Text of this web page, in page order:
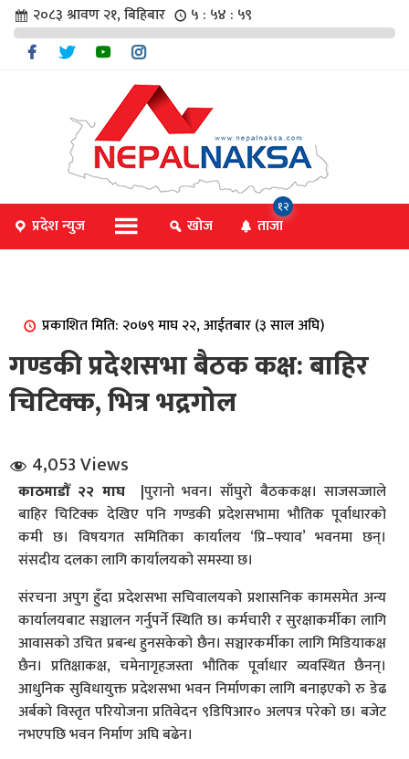
संवाद
२०८३ श्रावण २१, बिहिबार ५ : ५४ : ५९
प्रदेश न्युज खोज ताजा
१२
प्रकाशित मिति: २०७९ माघ २२, आईतबार (३ साल अघि)
गण्डकी प्रदेशसभा बैठक कक्ष: बाहिर
चिटिक्क, भित्र भद्रगोल
4,053 Views
काठमाडौँ २२ माघ |पुरानो भवन। साँघुरो बैठककक्ष। साजसज्जाले
बाहिर चिटिक्क देखिए पनि गण्डकी प्रदेशसभामा भौतिक पूर्वाधारको
कमी छ। विषयगत समितिका कार्यालय ‘प्रि–फ्याव’ भवनमा छन्।
संसदीय दलका लागि कार्यालयको समस्या छ।
संरचना अपुग हुँदा प्रदेशसभा सचिवालयको प्रशासनिक कामसमेत अन्य
कार्यालयबाट सञ्चालन गर्नुपर्ने स्थिति छ। कर्मचारी र सुरक्षाकर्मीका लागि
आवासको उचित प्रबन्ध हुनसकेको छैन। सञ्चारकर्मीका लागि मिडियाकक्ष
छैन। प्रतिक्षाकक्ष, चमेनागृहजस्ता भौतिक पूर्वाधार व्यवस्थित छैनन्।
आधुनिक सुविधायुक्त प्रदेशसभा भवन निर्माणका लागि बनाइएको रु डेढ
अर्बको विस्तृत परियोजना प्रतिवेदन ९डिपिआर० अलपत्र परेको छ। बजेट
नभएपछि भवन निर्माण अघि बढेन।